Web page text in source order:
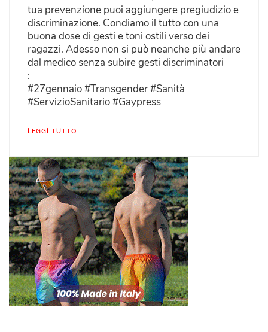
tua prevenzione puoi aggiungere pregiudizio e
discriminazione. Condiamo il tutto con una
buona dose di gesti e toni ostili verso dei
ragazzi. Adesso non si può neanche più andare
dal medico senza subire gesti discriminatori
:
#27gennaio #Transgender #Sanità
#ServizioSanitario #Gaypress
LEGGI TUTTO